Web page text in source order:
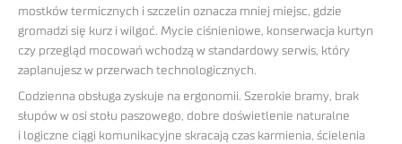
mostków termicznych i szczelin oznacza mniej miejsc, gdzie
gromadzi się kurz i wilgoć. Mycie ciśnieniowe, konserwacja kurtyn
czy przegląd mocowań wchodzą w standardowy serwis, który
zaplanujesz w przerwach technologicznych.
Codzienna obsługa zyskuje na ergonomii. Szerokie bramy, brak
słupów w osi stołu paszowego, dobre doświetlenie naturalne
i logiczne ciągi komunikacyjne skracają czas karmienia, ścielenia